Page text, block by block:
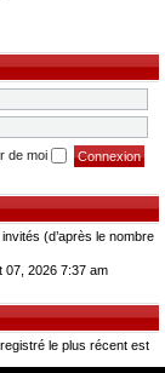
de moi
(d’après le nombre
07, 2026 7:37 am
le plus récent est